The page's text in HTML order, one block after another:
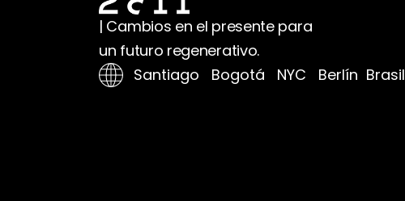
| Cambios en el presente para
un futuro regenerativo.
Santiago Bogotá NYC Berlín Brasil